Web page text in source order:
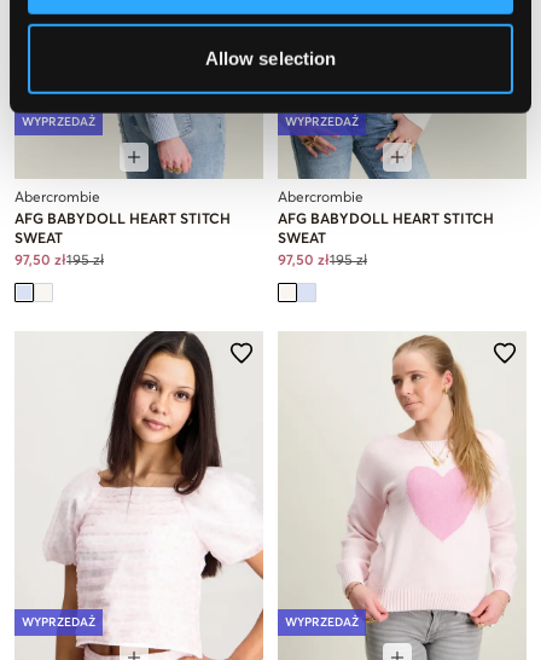
Allow selection
WYPRZEDAŻ
Abercrombie
AFG BABYDOLL HEART STITCH
SWEAT
97,50 zł195 zł
WYPRZEDAŻ
Abercrombie
AFG BABYDOLL HEART STITCH
SWEAT
97,50 zł195 zł
WYPRZEDAŻ WYPRZEDAŻ